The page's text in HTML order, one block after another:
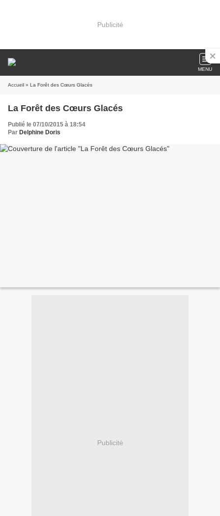
Publicité
MENU
Accueil » La Forêt des Cœurs Glacés
La Forêt des Cœurs Glacés
Publié le 07/10/2015 à 18:54
Par Delphine Doris
Publicité